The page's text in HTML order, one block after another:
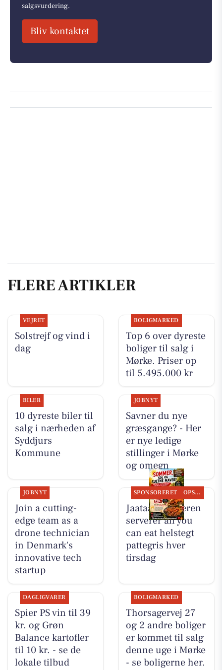
salgsvurdering.
Bliv kontaktet
FLERE ARTIKLER
VEJRET
Solstrejf og vind i
dag
BOLIGMARKED
Top 6 over dyreste
boliger til salg i
Mørke. Priser op
til 5.495.000 kr
BILER
10 dyreste biler til
salg i nærheden af
Syddjurs
Kommune
JOBNYT
Savner du nye
græsgange? - Her
er nye ledige
stillinger i Mørke
og omegn
JOBNYT
Join a cutting-
edge team as a
drone technician
in Denmark's
innovative tech
startup
SPONSORERET OPSLAGSTAVLEN
Jaataak Slagteren
serverer all you
can eat helstegt
pattegris hver
tirsdag
DAGLIGVARER
Spier PS vin til 39
kr. og Grøn
Balance kartofler
til 10 kr. - se de
lokale tilbud
BOLIGMARKED
Thorsagervej 27
og 2 andre boliger
er kommet til salg
denne uge i Mørke
- se boligerne her.